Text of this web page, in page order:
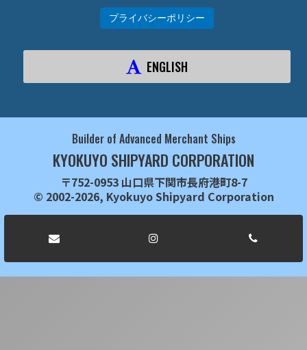
プライバシーポリシー
ENGLISH
Builder of Advanced Merchant Ships
KYOKUYO SHIPYARD CORPORATION
〒752-0953 山口県下関市長府港町8-7
© 2002-2026, Kyokuyo Shipyard Corporation